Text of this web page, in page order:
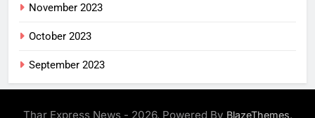
November 2023
October 2023
September 2023
Thar Express News - 2026. Powered By BlazeThemes.